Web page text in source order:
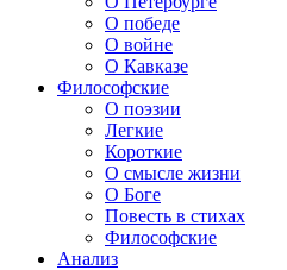
О победе
О войне
О Кавказе
Философские
О поэзии
Легкие
Короткие
О смысле жизни
О Боге
Повесть в стихах
Философские
Анализ